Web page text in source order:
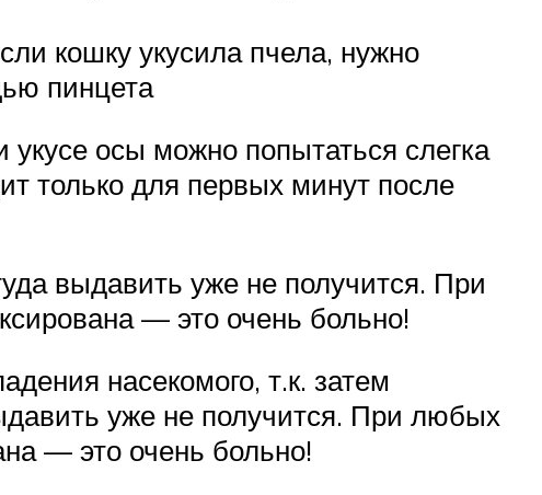
кошку укусила пчела, нужно
пинцета
осы можно попытаться слегка
только для первых минут после
выдавить уже не получится. При
— это очень больно!
насекомого, т.к. затем
уже не получится. При любых
— это очень больно!